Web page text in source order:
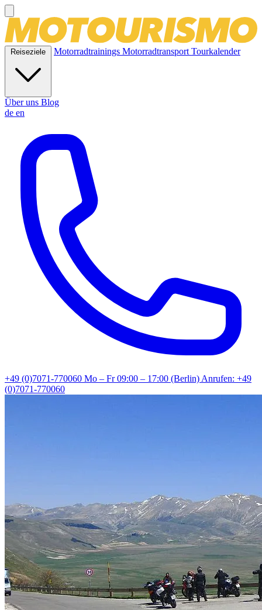
Reiseziele Motorradtrainings MotorradtransportTourkalender
Über uns Blog
de en
+49 (0)7071-770060 Mo – Fr 09:00 – 17:00 (Berlin)Anrufen: +49
(0)7071-770060